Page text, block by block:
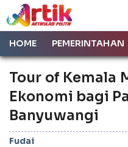
HOME PEMERINTAHAN
Tour of Kemala
Ekonomi bagi
Banyuwangi
Fudai